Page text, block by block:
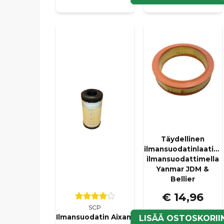
SCP
Ilmansuodatin Aixam
Täydellinen
ilmansuodattimella
Yanmar JDM &
Bellier
€ 14,96
LISÄÄ